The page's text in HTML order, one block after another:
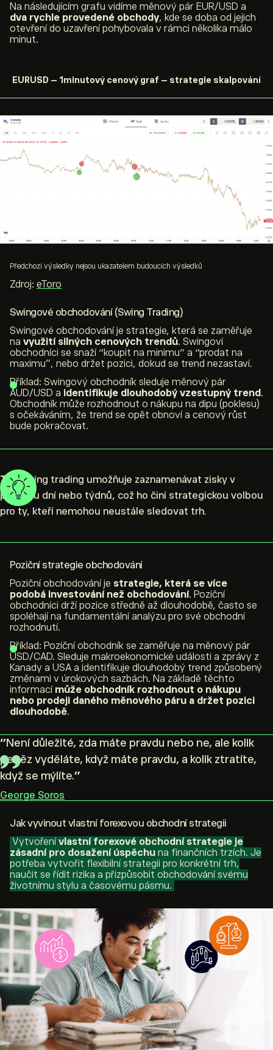
Na následujícím grafu vidíme měnový pár EUR/USD a
dva rychle provedené obchody, kde se doba od jejich
otevření do uzavření pohybovala v rámci několika málo
minut.
EURUSD – 1minutový cenový graf – strategie skalpování
Předchozí výsledky nejsou ukazatelem budoucích výsledků
Zdroj: eToro
Swingové obchodování (Swing Trading)
Swingové obchodování je strategie, která se zaměřuje
na využití silných cenových trendů. Swingoví
obchodníci se snaží “koupit na minimu” a “prodat na
maximu”, nebo držet pozici, dokud se trend nezastaví.
Příklad: Swingový obchodník sleduje měnový pár
AUD/USD a identifikuje dlouhodobý vzestupný trend.
Obchodník může rozhodnout o nákupu na dipu (poklesu)
s očekáváním, že trend se opět obnoví a cenový růst
bude pokračovat.
Tip:Swing trading umožňuje zaznamenávat zisky v
průběhu dní nebo týdnů, což ho činí strategickou volbou
pro ty, kteří nemohou neustále sledovat trh.
Poziční strategie obchodování
Poziční obchodování je strategie, která se více
podobá investování než obchodování. Poziční
obchodníci drží pozice středně až dlouhodobě, často se
spoléhají na fundamentální analýzu pro své obchodní
rozhodnutí.
Příklad: Poziční obchodník se zaměřuje na měnový pár
USD/CAD. Sleduje makroekonomické události a zprávy z
Kanady a USA a identifikuje dlouhodobý trend způsobený
změnami v úrokových sazbách. Na základě těchto
informací může obchodník rozhodnout o nákupu
nebo prodeji daného měnového páru a držet pozici
dlouhodobě.
“Není důležité, zda máte pravdu nebo ne, ale kolik
peněz vyděláte, když máte pravdu, a kolik ztratíte,
když se mýlíte.”
George Soros
Jak vyvinout vlastní forexovou obchodní strategii
Vytvořenívlastní forexové obchodní strategie je
zásadní pro dosažení úspěchu na finančních trzích. Je
potřeba vytvořit flexibilní strategii pro konkrétní trh,
naučit se řídit rizika a přizpůsobit obchodování svému
životnímu stylu a časovému pásmu.